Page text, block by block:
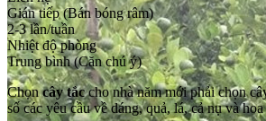
Gián tiếp (Bán bóng râm)
2-3 lần/tuần
Nhiệt độ phòng
Trung bình (Căn chú ý)
Chọncây tắccho nhà năm mới phải chọn
số các yêu cầu về dáng, quả, lá, cả nụ và